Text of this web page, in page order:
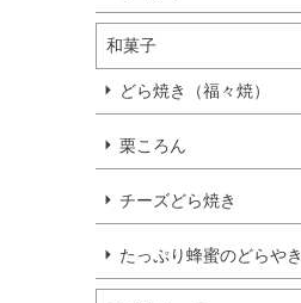
和菓子
どら焼き（福々焼）
栗ころん
チーズどら焼き
たっぷり蜂蜜のどらやき